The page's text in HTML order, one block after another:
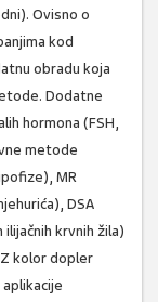
Ovisno o
kod
obradu koja
Dodatne
hormona (FSH,
metode
MR
DSA
krvnih žila)
kolor dopler